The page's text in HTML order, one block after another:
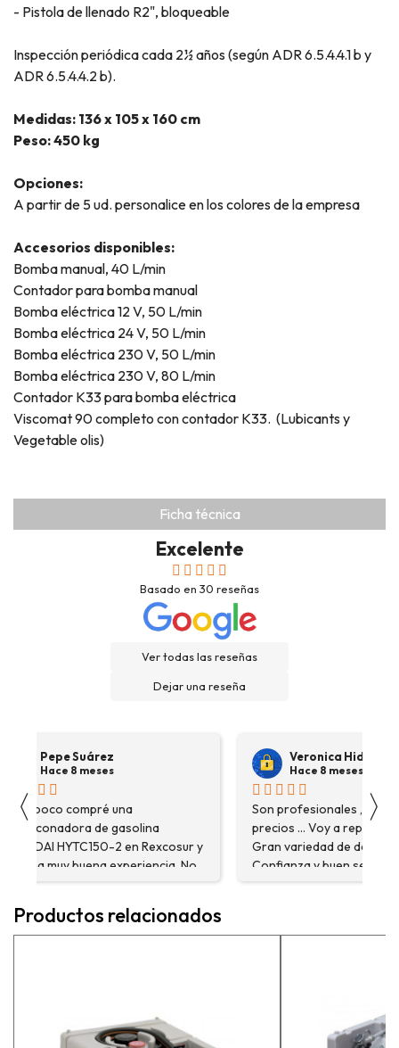
Ficha técnica
- Pistola de llenado R2", bloqueable
Inspección periódica cada 2½ años (según ADR 6.5.4.4.1 b y
ADR 6.5.4.4.2 b).
Medidas: 136 x 105 x 160 cm
Peso: 450 kg
Opciones:
A partir de 5 ud. personalice en los colores de la empresa
Accesorios disponibles:
Bomba manual, 40 L/min
Contador para bomba manual
Bomba eléctrica 12 V, 50 L/min
Bomba eléctrica 24 V, 50 L/min
Bomba eléctrica 230 V, 50 L/min
Bomba eléctrica 230 V, 80 L/min
Contador K33 para bomba eléctrica
Viscomat 90 completo con contador K33. (Lubicants y
Vegetable olis)
Excelente
Basado en 30 reseñas
Ver todas las reseñas
Dejar una reseña
〈
Pepe Suárez
Hace 8 meses
Hace poco compré una
destoconadora de gasolina
HYUNDAI HYTC150-2 en Rexcosur y
fue una muy buena experiencia. No
solo me encontré el producto que
asesoraron y explicaron con
detalle para asegurarme de que
contactactanto me explicó todo￼
En general, la recomiendo, he
Veronica Hidalgo
Hace 8 meses
Son profesionales ,
precios ... Voy a repetir
Gran variedad de
Confianza y buen servicio.
〉
Productos relacionados